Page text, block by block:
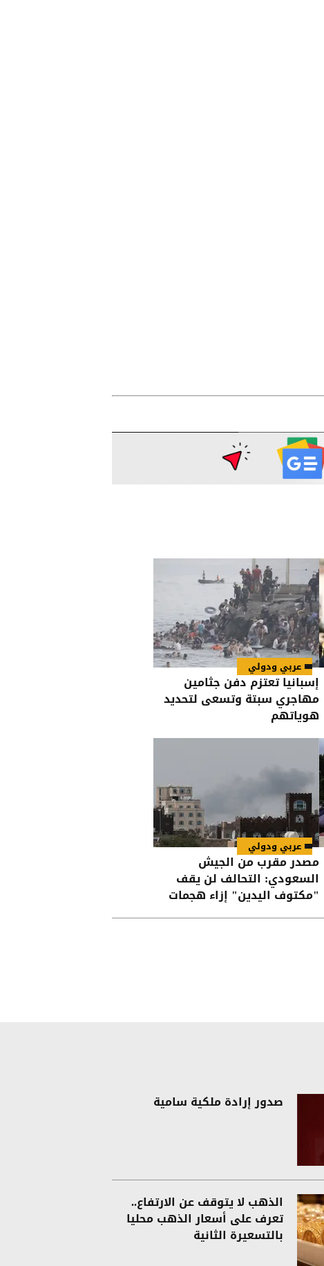
عربي ودولي
إسبانيا تعتزم دفن جثامين
مهاجري سبتة وتسعى لتحديد
هوياتهم
عربي ودولي
مصدر مقرب من الجيش
السعودي: التحالف لن يقف
"مكتوف اليدين" إزاء هجمات
صدور إرادة ملكية سامية
الذهب لا يتوقف عن الارتفاع..
تعرف على أسعار الذهب محليا
بالتسعيرة الثانية